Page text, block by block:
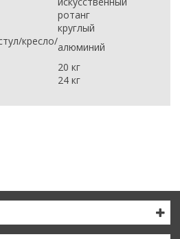
ротанг
круглый
кресло/алюминий
20 кг
24 кг